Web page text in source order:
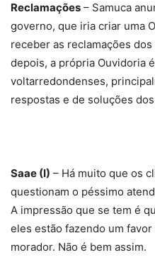
Reclamações – Samuca
governo, que iria criar uma
receber as reclamações
depois, a própria Ouvidoria
voltarredondenses,
respostas e de soluções
Saae (I) – Há muito que os
questionam o péssimo
A impressão que se tem é
eles estão fazendo um
morador. Não é bem assim.